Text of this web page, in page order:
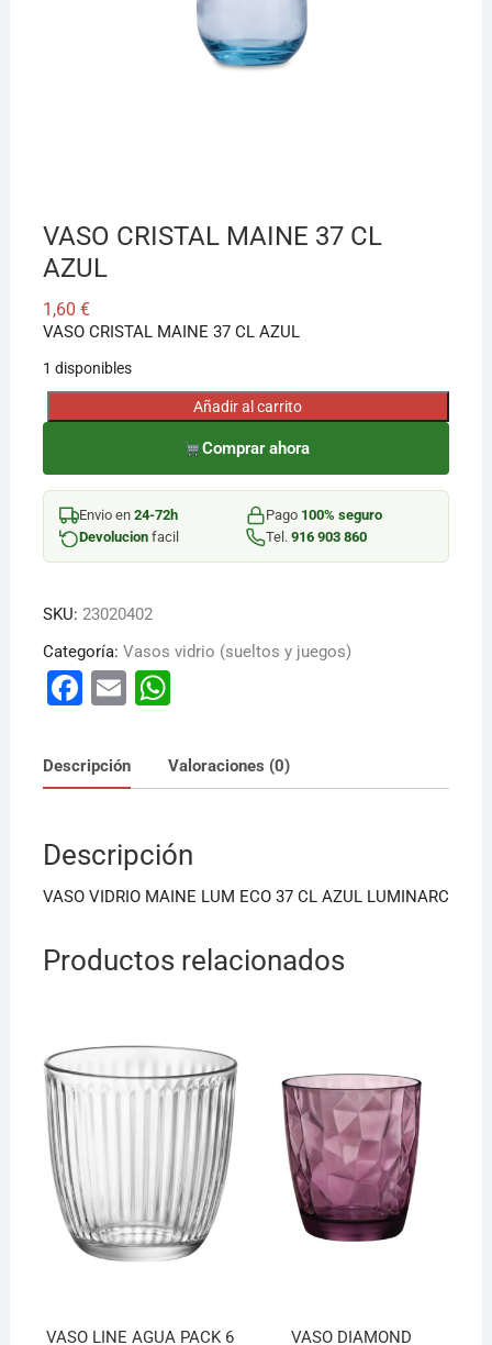
VASO CRISTAL MAINE 37 CL
AZUL
1,60 €
VASO CRISTAL MAINE 37 CL AZUL
1 disponibles
VASO
MAINE
37
CL
AZUL
Añadir al carrito
Comprar ahora
Envio en 24-72h Pago 100% seguro
Devolucionfacil Tel. 916 903 860
SKU: 23020402
Categoría: Vasos vidrio (sueltos y juegos)
F
c
e
o
o
E
ai
l
W
at
s
p
p
Descripción Valoraciones (0)
Descripción
VASO VIDRIO MAINE LUM ECO 37 CL AZUL LUMINARC
Productos relacionados
VASO LINE AGUA PACK 6
VASO DIAMOND
¡Hola! Soy el asesor virtual de Ferretería El Arroyo.